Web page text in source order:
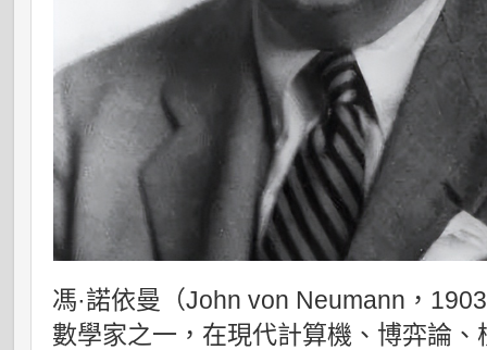
馮·諾依曼（John von Neumann，
數學家之一，在現代計算機、博弈論